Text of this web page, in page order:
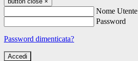
Nome Utente
Password
Password dimenticata?